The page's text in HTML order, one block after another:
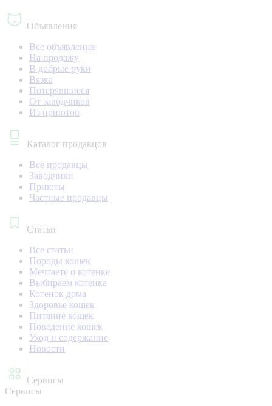
Объявления
Все объявления
На продажу
В добрые руки
Вязка
Потерявшиеся
От заводчиков
Из приютов
Каталог продавцов
Все продавцы
Заводчики
Приюты
Частные продавцы
Статьи
Все статьи
Породы кошек
Мечтаете о котенке
Выбираем котенка
Котенок дома
Здоровье кошек
Питание кошек
Поведение кошек
Уход и содержание
Новости
Сервисы
Сервисы